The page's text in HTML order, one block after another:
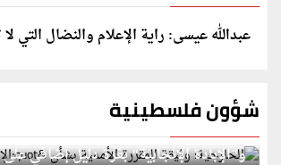
عبدالله عيسى: راية الإعلام والنضال التي
شؤون فلسطينية
الخارجية: وثيقة المقررة الأممية بشأن
و"الإبادة الإنجابية" بغزة دليل إضافي على